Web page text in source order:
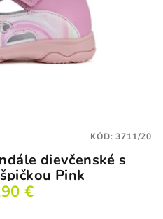
dievčenské s
Pink
€
KÓD:3711/20